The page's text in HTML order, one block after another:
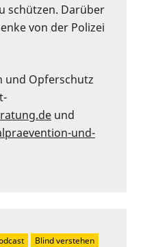
schützen. Darüber
von der Polizei
und Opferschutz
und
und-
Blind verstehen